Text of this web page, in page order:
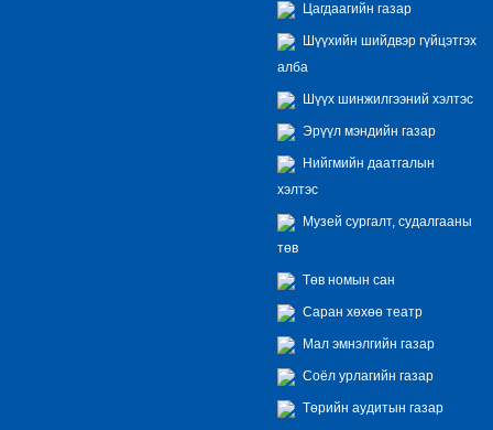
Цагдаагийн газар
Шүүхийн шийдвэр гүйцэтгэх
алба
Шүүх шинжилгээний хэлтэс
Эрүүл мэндийн газар
Нийгмийн даатгалын
хэлтэс
Музей сургалт, судалгааны
төв
Төв номын сан
Саран хөхөө театр
Мал эмнэлгийн газар
Соёл урлагийн газар
Төрийн аудитын газар